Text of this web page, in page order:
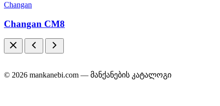
Changan
Changan CM8
© 2026 mankanebi.com — მანქანების კატალოგი